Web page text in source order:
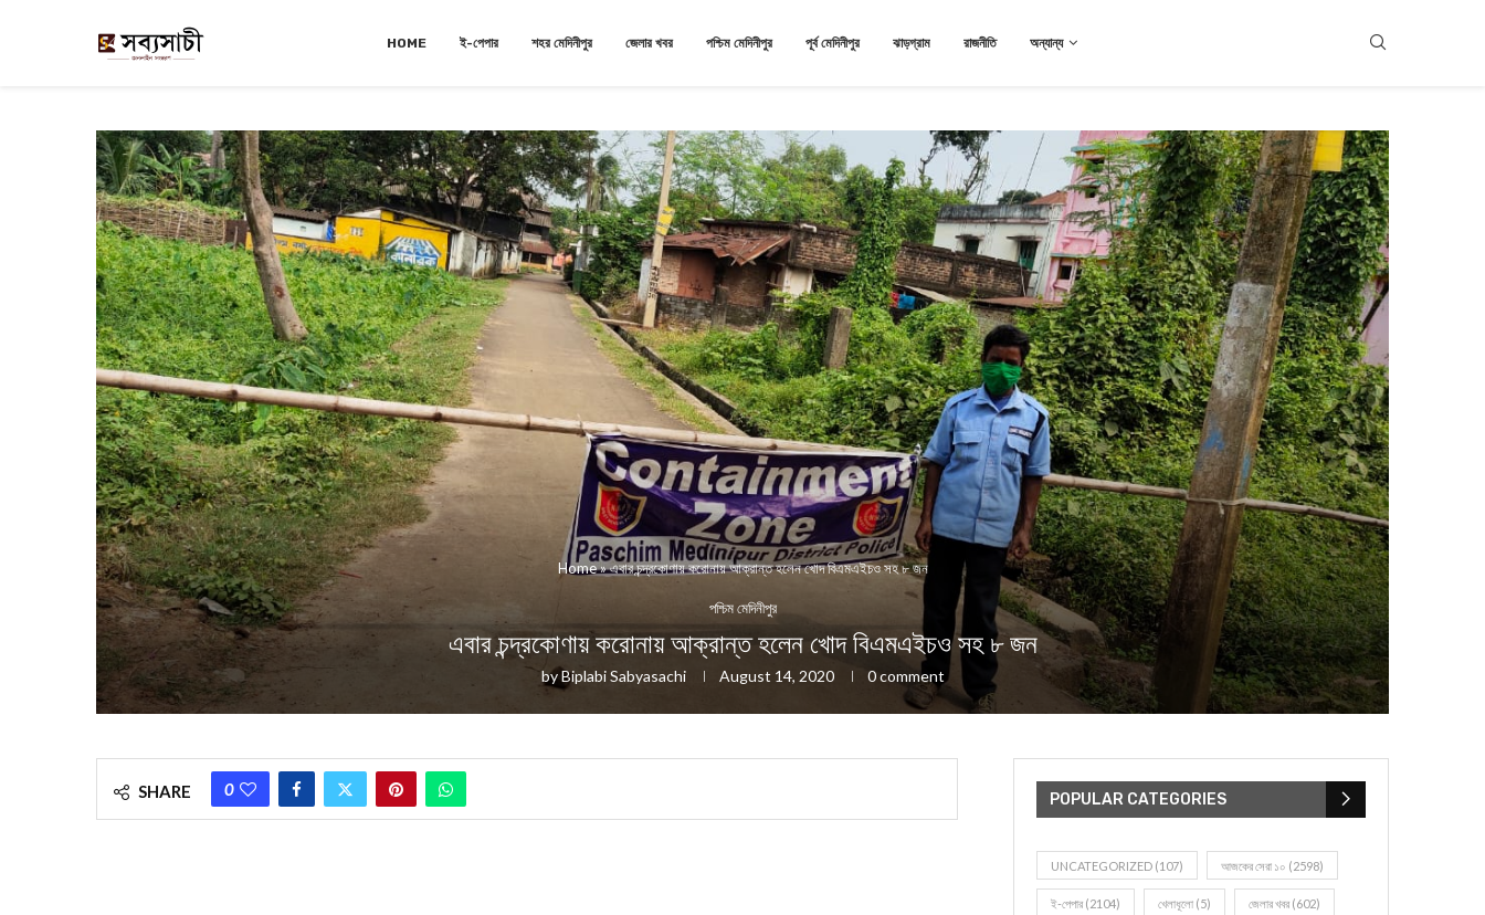
HOME ই-পেপার শহর মেদিনীপুর জেলার খবর পশ্চিম মেদিনীপুর পূর্ব মেদিনীপুর ঝাড়গ্রাম রাজনীতি অন্যান্য
Home»এবার চন্দ্রকোণায় করোনায় আক্রান্ত হলেন খোদ বিএমএইচও সহ ৮ জন
পশ্চিম মেদিনীপুর
এবার চন্দ্রকোণায় করোনায় আক্রান্ত হলেন খোদ বিএমএইচও সহ ৮ জন
byBiplabi Sabyasachi August 14, 2020 0 comment
SHARE 0
POPULAR CATEGORIES
UNCATEGORIZED (107) আজকের সেরা ১০ (2598)
ই-পেপার (2104) খেলাধূলো (5) জেলার খবর (602)